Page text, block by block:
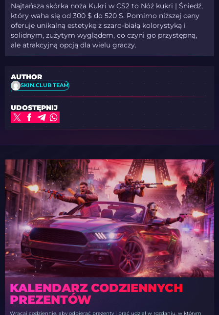
Najtańsza skórka noża Kukri w CS2 to Nóż kukri | Śniedź,
który waha się od 300 $ do 520 $. Pomimo niższej ceny
oferuje unikalną estetykę z szaro-białą kolorystyką i
solidnym, zużytym wyglądem, co czyni go przystępną,
ale atrakcyjną opcją dla wielu graczy.
AUTHOR
SKIN.CLUB TEAM
UDOSTĘPNIJ
KALENDARZ CODZIENNYCH
PREZENTÓW
Wracaj codziennie, aby odbierać prezenty i brać udział w rozdaniu, w którym